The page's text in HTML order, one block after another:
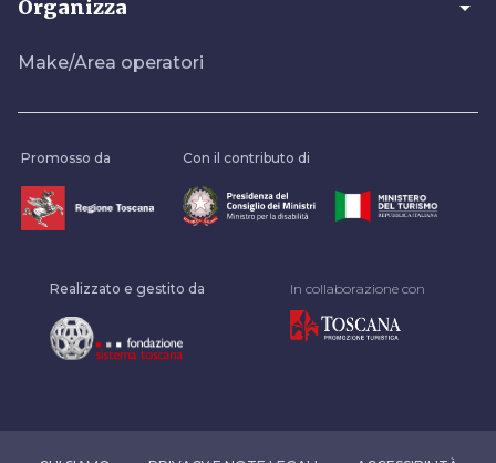
Organizza arrow_drop_down
Make/Area operatori
Promosso da Con il contributo di
Realizzato e gestito da In collaborazione con